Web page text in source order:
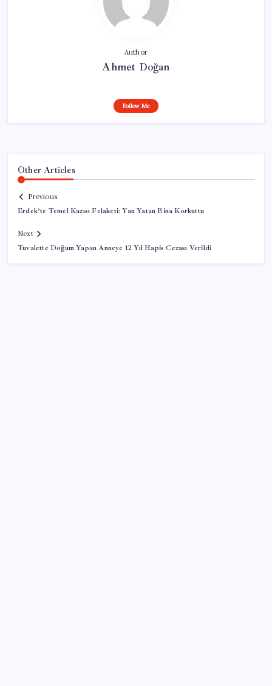
Author
Ahmet Doğan
Follow Me
Other Articles
Previous
Erdek’te Temel Kazısı Felaketi: Yan Yatan Bina Korkuttu
Next
Tuvalette Doğum Yapan Anneye 12 Yıl Hapis Cezası Verildi